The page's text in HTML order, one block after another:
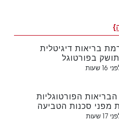
בריאות דיגיטלית
בפורטוגל
16 שעות
הבריאות הפורטוגליות
מפני סכנות הטביעה
17 שעות